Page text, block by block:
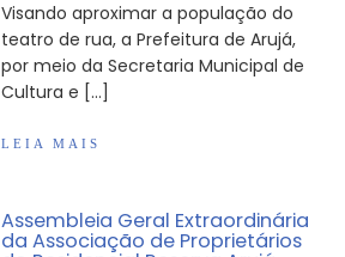
Visando aproximar a população do
teatro de rua, a Prefeitura de Arujá,
por meio da Secretaria Municipal de
Cultura e […]
LEIA MAIS
Assembleia Geral Extraordinária
da Associação de Proprietários